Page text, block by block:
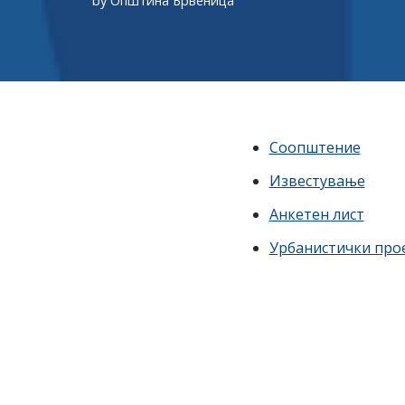
Соопштение
Известување
Анкетен лист
Урбанистички